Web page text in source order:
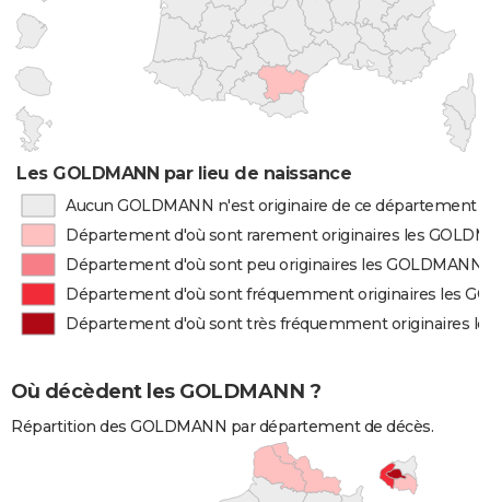
Les GOLDMANN par lieu de naissance
Aucun GOLDMANN n'est originaire de ce département
Département d'où sont rarement originaires les
Département d'où sont peu originaires les GOLDMANN
Département d'où sont fréquemment originaires les
Département d'où sont très fréquemment originaires
Où décèdent les GOLDMANN ?
Répartition des GOLDMANN par département de décès.